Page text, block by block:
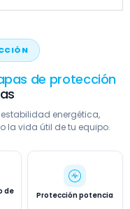
de protección
energética,
la vida útil de tu equipo.
de
Protección potencia